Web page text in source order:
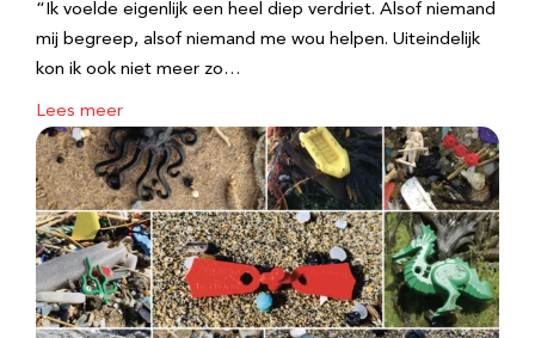
“Ik voelde eigenlijk een heel diep verdriet. Alsof niemand
mij begreep, alsof niemand me wou helpen. Uiteindelijk
kon ik ook niet meer zo…
Lees meer